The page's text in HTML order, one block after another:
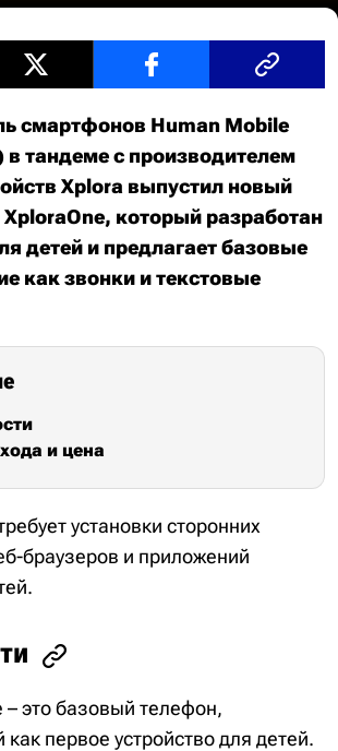
смартфонов Human Mobile
в тандеме с производителем
Xplora выпустил новый
который разработан
детей и предлагает базовые
как звонки и текстовые
и цена
установки сторонних
браузеров и приложений
– это базовый телефон,
первое устройство для детей.